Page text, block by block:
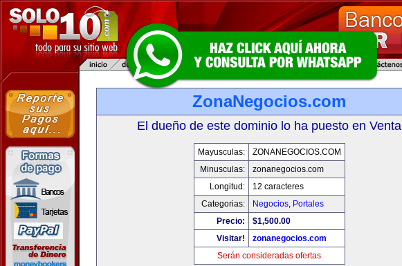
ZonaNegocios.com
El dueño de este dominio lo ha puesto en Venta
Mayusculas:
ZONANEGOCIOS.COM
Minusculas:
zonanegocios.com
Longitud:
12 caracteres
Categorias:
Negocios, Portales
Precio:
$1,500.00
Visitar!
zonanegocios.com
Serán consideradas ofertas